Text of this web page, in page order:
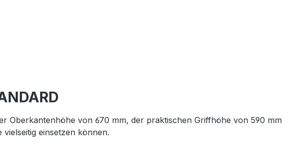
Oberkantenhöhe von 670 mm, der praktischen Griffhöhe von 590 mm
einsetzen können.